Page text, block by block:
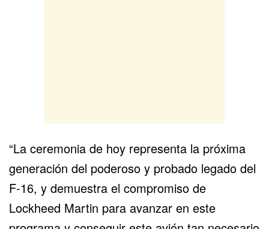
“La ceremonia de hoy representa la próxima
generación del poderoso y probado legado del
F-16, y demuestra el compromiso de
Lockheed Martin para avanzar en este